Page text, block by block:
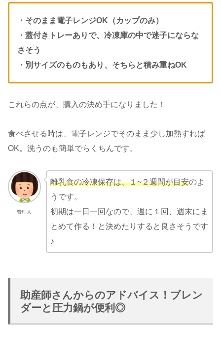
・そのまま電子レンジOK（カップのみ）
・蓋付きトレーありで、冷凍庫の中で迷子にならな
さそう
・別サイズのものもあり、そちらと積み重ねOK
これらの点が、購入の決め手になりました！
食べさせる時は、電子レンジでそのまま少し加熱すれば
OK。洗うのも簡単でらくちんです。
管理人
離乳食の冷凍保存は、１~２週間が目安のよ
うです。
初期は一日一回なので、週に１回、週末にま
とめて作る！と決めたりすると良さそうです
♪
助産師さんからのアドバイス！ブレン
ダーと圧力鍋が便利◎